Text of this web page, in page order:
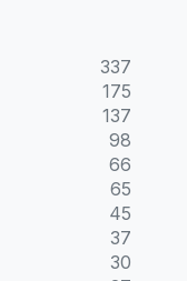
337
175
137
98
66
65
45
37
30